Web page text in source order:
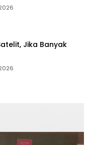
Jika Banyak